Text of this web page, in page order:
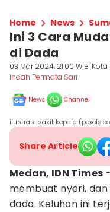
Home News
Ini 3 Cara
di Dada
03 Mar 2024, 21:00 WIB Kota
Indah Permata Sari
News Channel
ilustrasi sakit kepala
Share Article
Medan, IDN Times
membuat nyeri,
dada. Keluhan ini